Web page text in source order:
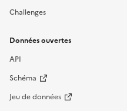
Challenges
Données ouvertes
API
Schéma
Jeu de données